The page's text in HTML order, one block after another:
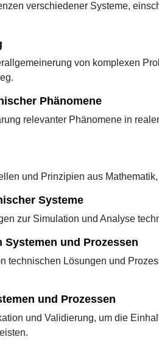
verschiedener Systeme,
von komplexen
Phänomene
relevanter Phänomene in
und Prinzipien aus
Systeme
zur Simulation und Analyse
und Prozessen
technischen Lösungen und
und Prozessen
und Validierung, um die